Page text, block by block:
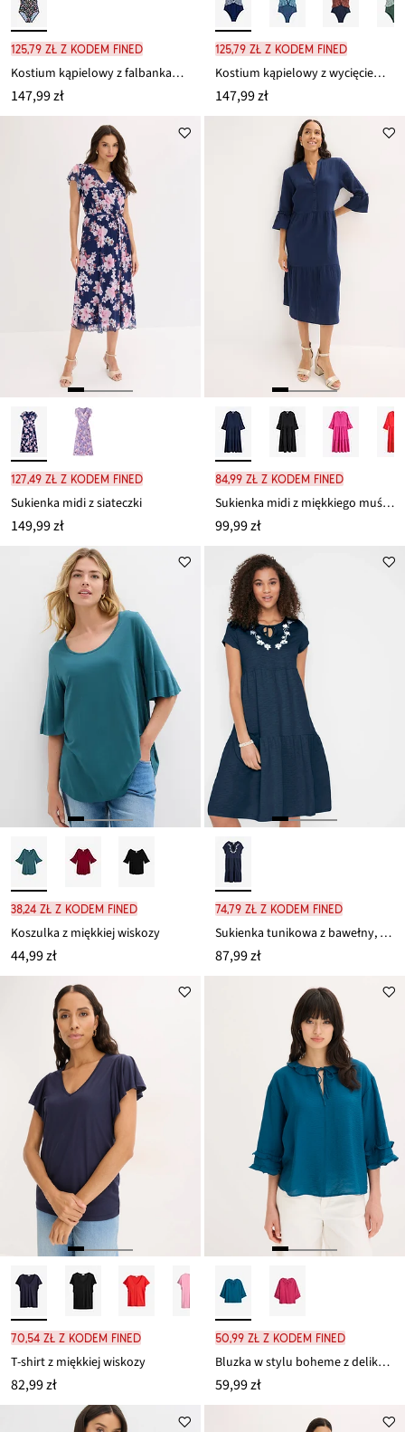
125,79 zł z kodem FINED
Kostium kąpielowy z falbankami, lekko modelujący
147,99 zł
125,79 zł z kodem FINED
Kostium kąpielowy z wycięciem i falbankami
147,99 zł
127,49 zł z kodem FINED
Sukienka midi z siateczki
149,99 zł
84,99 zł z kodem FINED
Sukienka midi z miękkiego muślinu
99,99 zł
38,24 zł z kodem FINED
Koszulka z miękkiej wiskozy
44,99 zł
74,79 zł z kodem FINED
Sukienka tunikowa z bawełny, krótki rękaw
87,99 zł
70,54 zł z kodem FINED
T-shirt z miękkiej wiskozy
82,99 zł
50,99 zł z kodem FINED
Bluzka w stylu boheme z delikatnej mieszanki wiskozy
59,99 zł